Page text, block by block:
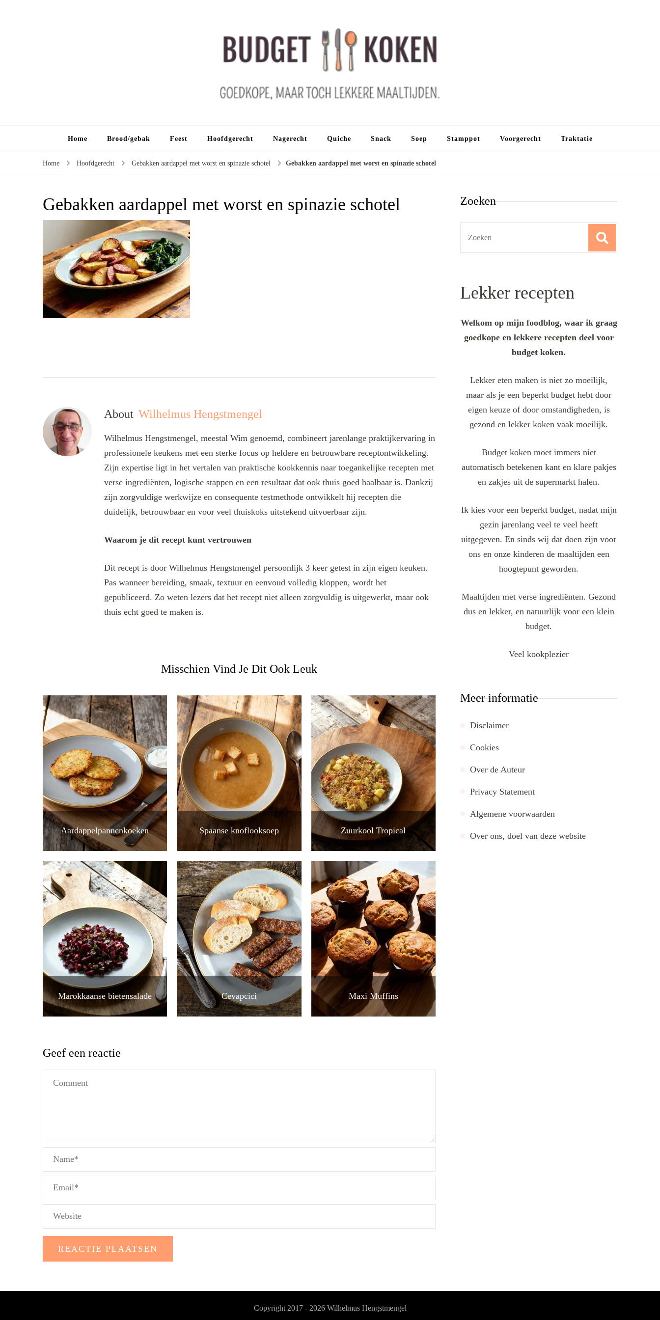
Home Brood/gebak Feest Hoofdgerecht Nagerecht Quiche Snack Soep Stamppot Voorgerecht Traktatie
Home Hoofdgerecht Gebakken aardappel met worst en spinazie schotel Gebakken aardappel met worst en spinazie schotel
Gebakken aardappel met worst en spinazie schotel
About Wilhelmus Hengstmengel
Wilhelmus Hengstmengel, meestal Wim genoemd, combineert jarenlange praktijkervaring in
professionele keukens met een sterke focus op heldere en betrouwbare receptontwikkeling.
Zijn expertise ligt in het vertalen van praktische kookkennis naar toegankelijke recepten met
verse ingrediënten, logische stappen en een resultaat dat ook thuis goed haalbaar is. Dankzij
zijn zorgvuldige werkwijze en consequente testmethode ontwikkelt hij recepten die
duidelijk, betrouwbaar en voor veel thuiskoks uitstekend uitvoerbaar zijn.
Waarom je dit recept kunt vertrouwen
Dit recept is door Wilhelmus Hengstmengel persoonlijk 3 keer getest in zijn eigen keuken.
Pas wanneer bereiding, smaak, textuur en eenvoud volledig kloppen, wordt het
gepubliceerd. Zo weten lezers dat het recept niet alleen zorgvuldig is uitgewerkt, maar ook
thuis echt goed te maken is.
Misschien Vind Je Dit Ook Leuk
Aardappelpannenkoeken Spaanse knoflooksoep Zuurkool Tropical
Marokkaanse bietensalade Cevapcici Maxi Muffins
Geef een reactie
Zoeken
Lekker recepten
Welkom op mijn foodblog, waar ik graag
goedkope en lekkere recepten deel voor
budget koken.
Lekker eten maken is niet zo moeilijk,
maar als je een beperkt budget hebt door
eigen keuze of door omstandigheden, is
gezond en lekker koken vaak moeilijk.
Budget koken moet immers niet
automatisch betekenen kant en klare pakjes
en zakjes uit de supermarkt halen.
Ik kies voor een beperkt budget, nadat mijn
gezin jarenlang veel te veel heeft
uitgegeven. En sinds wij dat doen zijn voor
ons en onze kinderen de maaltijden een
hoogtepunt geworden.
Maaltijden met verse ingrediënten. Gezond
dus en lekker, en natuurlijk voor een klein
budget.
Veel kookplezier
Meer informatie
Disclaimer
Cookies
Over de Auteur
Privacy Statement
Algemene voorwaarden
Over ons, doel van deze website
Copyright 2017 - 2026 Wilhelmus Hengstmengel